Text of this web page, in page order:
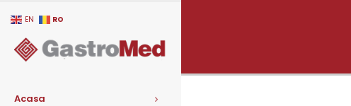
Acasa
EN RO